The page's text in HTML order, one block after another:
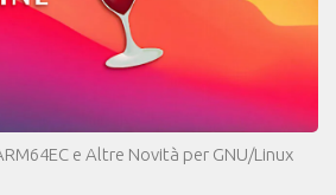
e Altre Novità per GNU/Linux